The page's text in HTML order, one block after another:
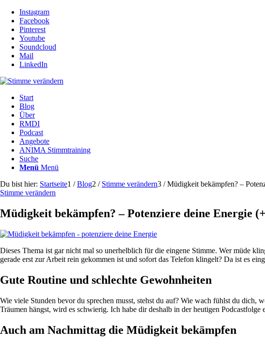
Instagram
Facebook
Pinterest
Youtube
Soundcloud
Mail
LinkedIn
Start
Blog
Über
RMDI
Podcast
Angebote
ANIMA Stimmtraining
Suche
Menü Menü
Du bist hier: Startseite1 / Blog2 / Stimme verändern3 / Müdigkeit bekämpfen? –
Stimme verändern
Müdigkeit bekämpfen? – Potenziere deine Energie
Dieses Thema ist gar nicht mal so unerhelblich für die eingene Stimme. Wer müde
gerade erst zur Arbeit rein gekommen ist und sofort das Telefon klingelt? Da ist es
Gute Routine und schlechte Gewohnheiten
Wie viele Stunden bevor du sprechen musst, stehst du auf? Wie wach fühlst du dich,
Träumen hängst, wird es schwierig. Ich habe dir deshalb in der heutigen
Auch am Nachmittag die Müdigkeit bekämpfen